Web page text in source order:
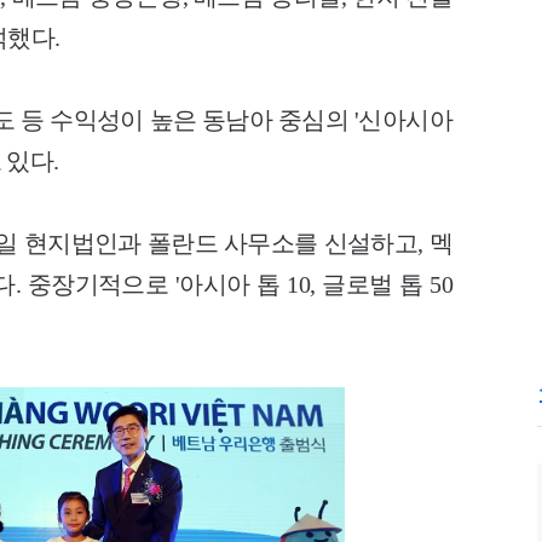
했다.
등 수익성이 높은 동남아 중심의 '신아시아
있다.
현지법인과 폴란드 사무소를 신설하고, 멕
중장기적으로 '아시아 톱 10, 글로벌 톱 50